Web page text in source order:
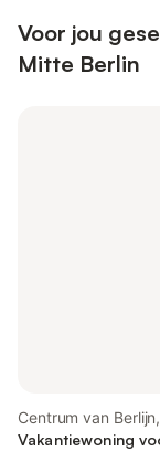
Voor jou
Mitte Berlin
Centrum van
Vakantiewoning